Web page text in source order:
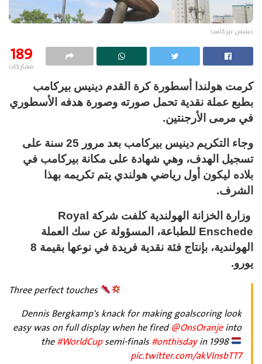
دينيس بيركامب
189
مشاركات
كرمت هولندا أسطورة كرة القدم دينيس بيركامب
بطبع عملة نقدية تحمل صورته وصورة هدفه الأسطوري
في مرمى الأرجنتين.
وجاء التكريم دينيس بيركامب بعد مرور 25 سنة على
تسجيل الهدف، وهي شهادة على مكانة بيركامب في
بلاده ليكون أول رياضي هولندي يتم تكريمه بهذا
الشرف.
وزارة الخزانة الهولندية كلفت شركة Royal
Enschede للطباعة، المسؤولة عن سك العملة
الهولندية، بإنتاج فئة نقدية فريدة في نوعها بقيمة 8
يورو.
Three perfect touches
Dennis Bergkamp's knack for making goalscoring look
easy was on full display when he fired@OnsOranjeinto
the#WorldCupsemi-finals#onthisdayin 1998
pic.twitter.com/akVInsbTT7